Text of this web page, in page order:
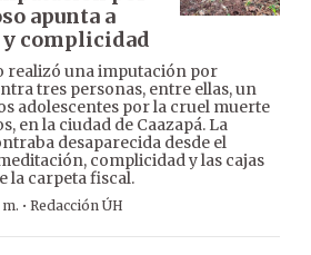
apunta a
complicidad
realizó una imputación por
tres personas, entre ellas, un
adolescentes por la cruel muerte
en la ciudad de Caazapá. La
desaparecida desde el
complicidad y las cajas
la carpeta fiscal.
· Redacción ÚH